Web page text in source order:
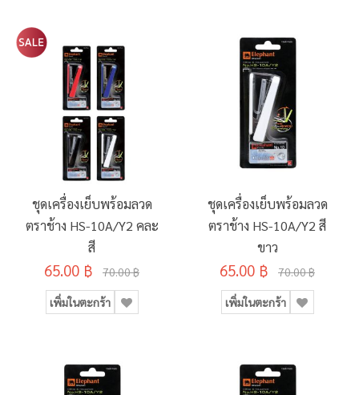
ชุดเครื่องเย็บพร้อมลวด
ตราช้าง HS-10A/Y2 คละ
สี
65.00 ฿ 70.00 ฿
เพิ่มในตะกร้า
ชุดเครื่องเย็บพร้อมลวด
ตราช้าง HS-10A/Y2 สี
ขาว
65.00 ฿ 70.00 ฿
เพิ่มในตะกร้า